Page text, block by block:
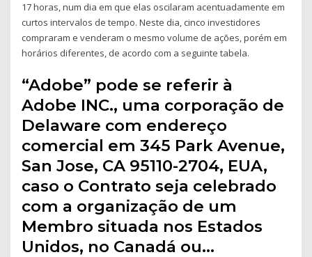
17 horas, num dia em que elas oscilaram acentuadamente em
curtos intervalos de tempo. Neste dia, cinco investidores
compraram e venderam o mesmo volume de ações, porém em
horários diferentes, de acordo com a seguinte tabela.
“Adobe” pode se referir à
Adobe INC., uma corporação de
Delaware com endereço
comercial em 345 Park Avenue,
San Jose, CA 95110-2704, EUA,
caso o Contrato seja celebrado
com a organização de um
Membro situada nos Estados
Unidos, no Canadá ou…